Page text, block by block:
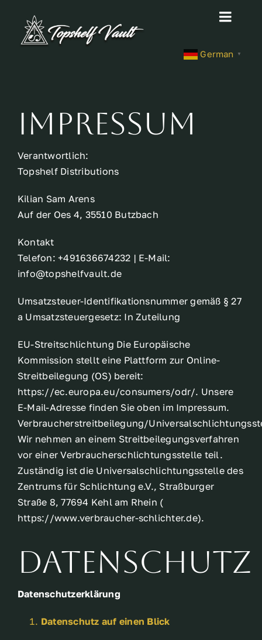
content
About
Contact
Cart
Site Notice
Breeder
German ▼
Impressum
Verantwortlich:
Topshelf Distributions
Kilian Sam Arens
Auf der Oes 4, 35510 Butzbach
Kontakt
Telefon: +491636674232 | E-Mail:
info@topshelfvault.de
Umsatzsteuer-Identifikationsnummer gemäß § 27
a Umsatzsteuergesetz: In Zuteilung
EU-Streitschlichtung Die Europäische
Kommission stellt eine Plattform zur Online-
Streitbeilegung (OS) bereit:
https://ec.europa.eu/consumers/odr/. Unsere
E-Mail-Adresse finden Sie oben im Impressum.
Verbraucherstreitbeilegung/
Wir nehmen an einem Streitbeilegungsverfahren
vor einer Verbraucherschlichtungsstelle teil.
Zuständig ist die Universalschlichtungsstelle des
Zentrums für Schlichtung e.V., Straßburger
Straße 8, 77694 Kehl am Rhein (
https://www.verbraucher-schlichter.de).
Datenschutz
Datenschutzerklärung
Datenschutz auf einen Blick